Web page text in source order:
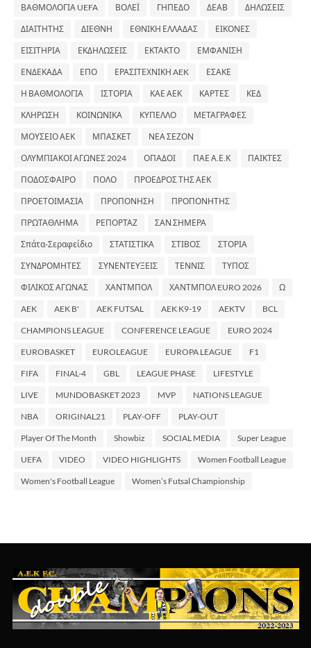
ΒΑΘΜΟΛΟΓΙΑ UEFA ΒΟΛΕΪ ΓΗΠΕΔΟ ΔΕΑΒ ΔΗΛΩΣΕΙΣ
ΔΙΑΙΤΗΤΗΣ ΔΙΕΘΝΗ ΕΘΝΙΚΗ ΕΛΛΑΔΑΣ ΕΙΚΟΝΕΣ
ΕΙΣΙΤΗΡΙΑ ΕΚΔΗΛΩΣΕΙΣ ΕΚΤΑΚΤΟ ΕΜΦΑΝΙΣΗ
ΕΝΔΕΚΑΔΑ ΕΠΟ ΕΡΑΣΙΤΕΧΝΙΚΗ AEK ΕΣΑΚΕ
Η ΒΑΘΜΟΛΟΓΙΑ ΙΣΤΟΡΙΑ ΚΑΕ ΑΕΚ ΚΑΡΤΕΣ ΚΕΔ
ΚΛΗΡΩΣΗ ΚΟΙΝΩΝΙΚΑ ΚΥΠΕΛΛΟ ΜΕΤΑΓΡΑΦΕΣ
ΜΟΥΣΕΙΟ ΑΕΚ ΜΠΑΣΚΕΤ ΝΕΑ ΣΕΖΟΝ
ΟΛΥΜΠΙΑΚΟΙ ΑΓΩΝΕΣ 2024 ΟΠΑΔΟΙ ΠΑΕ Α.Ε.Κ ΠΑΙΚΤΕΣ
ΠΟΔΟΣΦΑΙΡΟ ΠΟΛΟ ΠΡΟΕΔΡΟΣ ΤΗΣ ΑΕΚ
ΠΡΟΕΤΟΙΜΑΣΙΑ ΠΡΟΠΟΝΗΣΗ ΠΡΟΠΟΝΗΤΗΣ
ΠΡΩΤΑΘΛΗΜΑ ΡΕΠΟΡΤΑΖ ΣΑΝ ΣΗΜΕΡΑ
Σπάτα-Σεραφείδιο ΣΤΑΤΙΣΤΙΚΑ ΣΤΙΒΟΣ ΣΤΟΡΙΑ
ΣΥΝΔΡΟΜΗΤΕΣ ΣΥΝΕΝΤΕΥΞΕΙΣ ΤΕΝΝΙΣ ΤΥΠΟΣ
ΦΙΛΙΚΟΣ ΑΓΩΝΑΣ ΧΑΝΤΜΠΟΛ ΧΑΝΤΜΠΟΛ EURO 2026 Ω
AEK AEK B' AEK FUTSAL AEK K9-19 AEKTV BCL
CHAMPIONS LEAGUE CONFERENCE LEAGUE EURO 2024
EUROBASKET EUROLEAGUE EUROPA LEAGUE F1
FIFA FINAL-4 GBL LEAGUE PHASE LIFESTYLE
LIVE MUNDOBASKET 2023 MVP NATIONS LEAGUE
NBA ORIGINAL21 PLAY-OFF PLAY-OUT
Player Of The Month Showbiz SOCIAL MEDIA Super League
UEFA VIDEO VIDEO HIGHLIGHTS Women Football League
Women's Football League Women’s Futsal Championship